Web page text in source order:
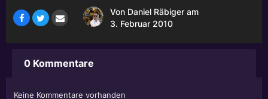
Von Daniel Räbiger am
3. Februar 2010
0 Kommentare
Keine Kommentare vorhanden